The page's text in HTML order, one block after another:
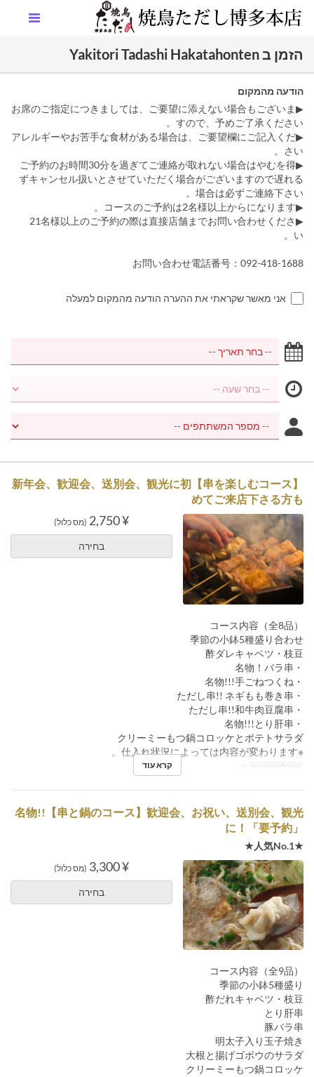
הזמן ב Yakitori Tadashi Hakatahonten
הודעה מהמקום
▶お席のご指定につきましては、ご要望に添えない場合もございま
すので、予めご了承ください。
▶アレルギーやお苦手な食材がある場合は、ご要望欄にご記入くだ
さい。
▶ご予約のお時間30分を過ぎてご連絡が取れない場合はやむを得
ずキャンセル扱いとさせていただく場合がございますので遅れる
場合は必ずご連絡下さい。
▶コースのご予約は2名様以上からになります。
▶21名様以上のご予約の際は直接店舗までお問い合わせくださ
い。
お問い合わせ電話番号：092-418-1688
אני מאשר שקראתי את ההערה הודעה מהמקום למעלה
【串を楽しむコース】新年会、歓迎会、送別会、観光に初
めてご来店下さる方も
¥ 2,750 (מס כלול)
בחירה
コース内容（全8品）
季節の小鉢5種盛り合わせ
酢ダレキャベツ・枝豆
・名物！バラ串
・名物!!!手ごねつくね
・ただし串!! ネギもも巻き串
・ただし串!!和牛肉豆腐串
・名物!!!とり肝串
クリーミーもつ鍋コロッケとポテトサラダ
※仕入れ状況によっては内容が変わります。
מגבלת הזמנה קרא עוד
名物!!【串と鍋のコース】歓迎会、お祝い、送別会、観光
に！「要予約」
★人気No.1★
¥ 3,300 (מס כלול)
בחירה
コース内容（全9品）
季節の小鉢5種盛り
酢だれキャベツ・枝豆
とり肝串
豚バラ串
明太子入り玉子焼き
大根と揚げゴボウのサラダ
クリーミーもつ鍋コロッケ